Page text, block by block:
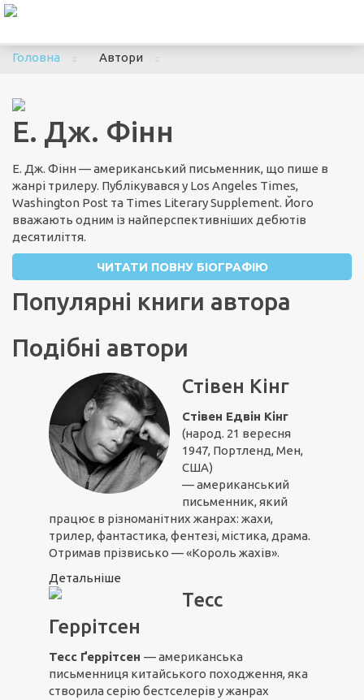
Головна
Автори
Е. Дж. Фінн
Е. Дж. Фінн — американський письменник, що пише в
жанрі трилеру. Публікувався у Los Angeles Times,
Washington Post та Times Literary Supplement. Його
вважають одним із найперспективніших дебютів
десятиліття.
ЧИТАТИ ПОВНУ БІОГРАФІЮ
Популярні книги автора
Подібні автори
Стівен Кінг
Стівен Едвін Кінг
(народ. 21 вересня
1947, Портленд, Мен,
США)
— американський
письменник, який
працює в різноманітних жанрах: жахи,
трилер, фантастика, фентезі, містика, драма.
Отримав прізвисько — «Король жахів».
Детальніше
Тесс
Геррітсен
Тесс Ґеррітсен — американська
письменниця китайського походження, яка
створила серію бестселерів у жанрах